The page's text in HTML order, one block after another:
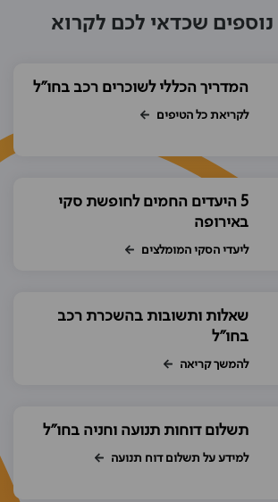
שכדאי לכם לקרוא
המדריך הכללי לשוכרים רכב בחו"ל
לקריאת כל הטיפים
5 היעדים החמים לחופשת סקי
באירופה
ליעדי הסקי המומלצים
שאלות ותשובות בהשכרת רכב
בחו"ל
להמשך קריאה
תשלום דוחות תנועה וחניה בחו"ל
למידע על תשלום דוח תנועה